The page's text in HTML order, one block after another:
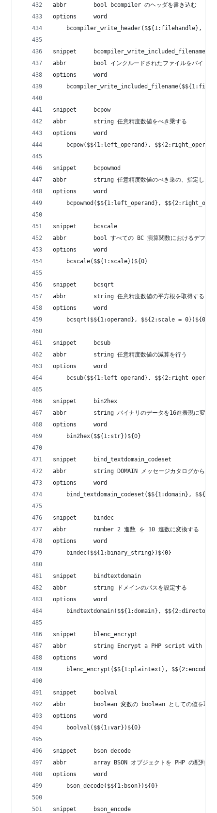
abbr        bool bcompiler のヘッダを書き込む
options     word
bcompiler_write_header($${1:filehandle},
snippet     bcompiler_write_included_filename
abbr        bool インクルードされたファイルをバイトコ
options     word
snippet     bcpow
abbr        string 任意精度数値をべき乗する
options     word
bcpow($${1:left_operand},
snippet     bcpowmod
abbr        string 任意精度数値のべき乗の、指定した数
options     word
bcpowmod($${1:left_operand},
snippet     bcscale
abbr        bool すべての BC 演算関数におけるデフォル
options     word
    bcscale($${1:scale})${0}
snippet     bcsqrt
abbr        string 任意精度数値の平方根を取得する
options     word
    bcsqrt($${1:operand}, $${2:scale = 0})${0}
snippet     bcsub
abbr        string 任意精度数値の減算を行う
options     word
bcsub($${1:left_operand},
snippet     bin2hex
abbr        string バイナリのデータを16進表現に変換
options     word
    bin2hex($${1:str})${0}
snippet     bind_textdomain_codeset
abbr        string DOMAIN メッセージカタログから返され
options     word
bind_textdomain_codeset($${1:domain},
snippet     bindec
abbr        number 2 進数 を 10 進数に変換する
options     word
    bindec($${1:binary_string})${0}
snippet     bindtextdomain
abbr        string ドメインのパスを設定する
options     word
bindtextdomain($${1:domain},
snippet     blenc_encrypt
abbr        string Encrypt a PHP script with
options     word
blenc_encrypt($${1:plaintext},
snippet     boolval
abbr        boolean 変数の boolean としての値を取得
options     word
    boolval($${1:var})${0}
snippet     bson_decode
abbr        array BSON オブジェクトを PHP の配列に復
options     word
    bson_decode($${1:bson})${0}
snippet     bson_encode